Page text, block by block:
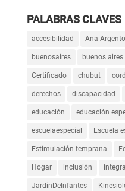
PALABRAS CLAVES
accesibilidad Ana
buenosaires buenos aires
Certificado chubut
derechos discapacidad
educación educación
escuelaespecial Escuela
Estimulación temprana
Hogar inclusión
JardinDeInfantes